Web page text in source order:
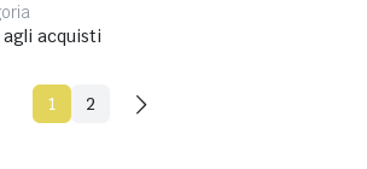
agli acquisti
1 2